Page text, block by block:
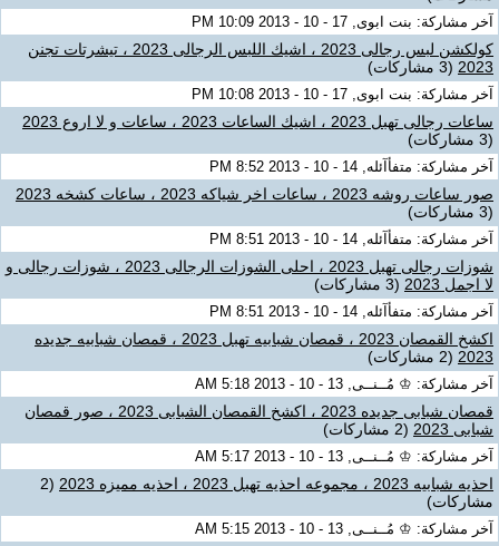
آخر مشاركة: بنت ابوى, 17 - 10 - 2013 10:09 PM
كولكشن لبس رجالى 2023 ، اشيك اللبس الرجالى 2023 ، تيشرتات تجنن
2023 (3 مشاركات)
آخر مشاركة: بنت ابوى, 17 - 10 - 2013 10:08 PM
ساعات رجالى تهبل 2023 ، اشيك الساعات 2023 ، ساعات و لا اروع 2023
(3 مشاركات)
آخر مشاركة: متفأآئله, 14 - 10 - 2013 8:52 PM
صور ساعات روشه 2023 ، ساعات اخر شياكه 2023 ، ساعات كشخه 2023
(3 مشاركات)
آخر مشاركة: متفأآئله, 14 - 10 - 2013 8:51 PM
شوزات رجالى تهبل 2023 ، احلى الشوزات الرجالى 2023 ، شوزات رجالى و
لا اجمل 2023
(3 مشاركات)
آخر مشاركة: متفأآئله, 14 - 10 - 2013 8:51 PM
اكشخ القمصان 2023 ، قمصان شبابيه تهبل 2023 ، قمصان شبابيه جديده
2023 (2 مشاركات)
آخر مشاركة: ♔ مُــنــى, 13 - 10 - 2013 5:18 AM
قمصان شبابى جديده 2023 ، اكشخ القمصان الشبابى 2023 ، صور قمصان
شبابى 2023
(2 مشاركات)
آخر مشاركة: ♔ مُــنــى, 13 - 10 - 2013 5:17 AM
احذيه شبابيه 2023 ، مجموعه احذيه تهبل 2023 ، احذيه مميزه 2023
(2
مشاركات)
آخر مشاركة: ♔ مُــنــى, 13 - 10 - 2013 5:15 AM